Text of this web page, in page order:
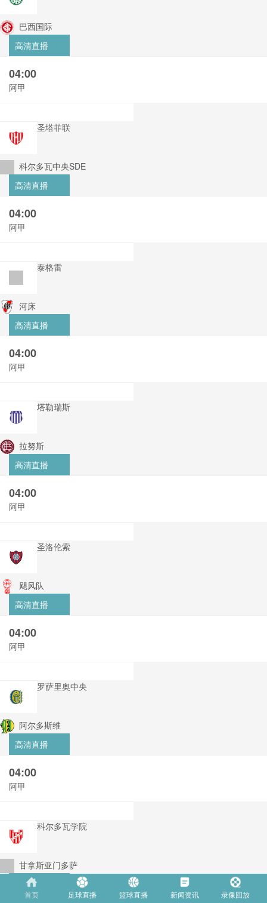
巴西国际
高清直播
04:00
阿甲
圣塔菲联
科尔多瓦中央SDE
高清直播
04:00
阿甲
泰格雷
河床
高清直播
04:00
阿甲
塔勒瑞斯
拉努斯
高清直播
04:00
阿甲
圣洛伦索
飓风队
高清直播
04:00
阿甲
罗萨里奥中央
阿尔多斯维
高清直播
04:00
阿甲
科尔多瓦学院
甘拿斯亚门多萨
高清直播
首页 足球直播 篮球直播 新闻资讯 录像回放